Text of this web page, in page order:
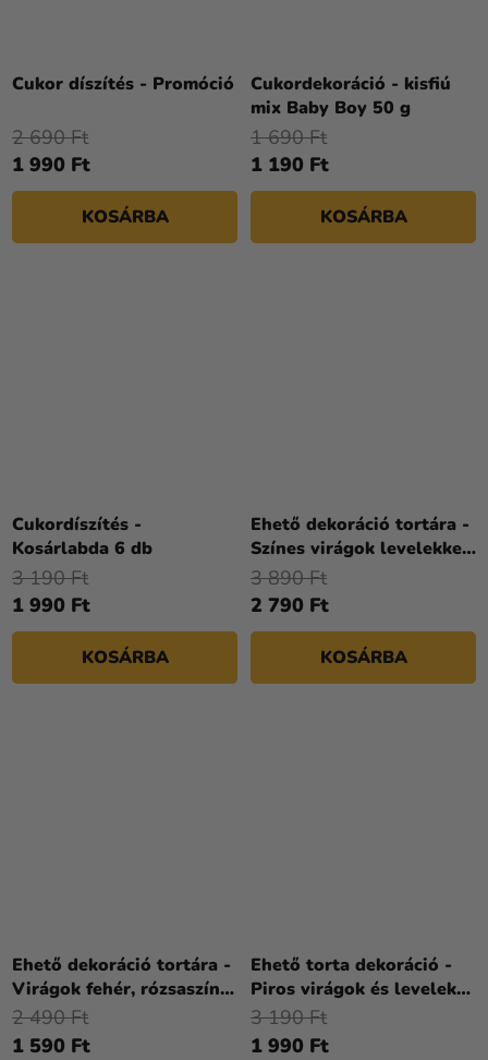
Cukor díszítés - Promóció
1 990 Ft
2 690 Ft
KOSÁRBA
Cukordekoráció - kisfiú
mix Baby Boy 50 g
1 190 Ft
1 690 Ft
KOSÁRBA
Cukordíszítés -
Kosárlabda 6 db
1 990 Ft
3 190 Ft
KOSÁRBA
Ehető dekoráció tortára -
Színes virágok levelekkel
6 db
2 790 Ft
3 890 Ft
KOSÁRBA
Ehető dekoráció tortára -
Virágok fehér, rózsaszín
12 db
1 590 Ft
2 490 Ft
Ehető torta dekoráció -
Piros virágok és levelek
10 db
1 990 Ft
3 190 Ft